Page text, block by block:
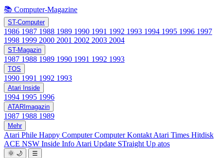
📚 Computer-Magazine
ST-Computer
1986 1987 1988 1989 1990 1991 1992 1993 1994 1995 1996 1997
1998 1999 2000 2001 2002 2003 2004
ST-Magazin
1987 1988 1989 1990 1991 1992 1993
TOS
1990 1991 1992 1993
Atari Inside
1994 1995 1996
ATARImagazin
1987 1988 1989
Mehr
Atari Phile Happy ComputerComputer Kontakt Atari Times Hitdisk
ACE NSW Inside Info Atari Update STraight Up atos
🌞 🌙
☰